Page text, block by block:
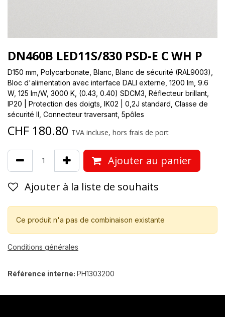
DN460B LED11S/830 PSD-E C WH P
D150 mm, Polycarbonate, Blanc, Blanc de sécurité (RAL9003),
Bloc d'alimentation avec interface DALI externe, 1200 lm, 9.6
W, 125 lm/W, 3000 K, (0.43, 0.40) SDCM3, Réflecteur brillant,
IP20 | Protection des doigts, IK02 | 0,2J standard, Classe de
sécurité II, Connecteur traversant, 5pôles
CHF 180.80 TVA incluse, hors frais de port
Ajouter au panier
Ajouter à la liste de souhaits
Ce produit n'a pas de combinaison existante
Conditions générales
Référence interne: PH1303200